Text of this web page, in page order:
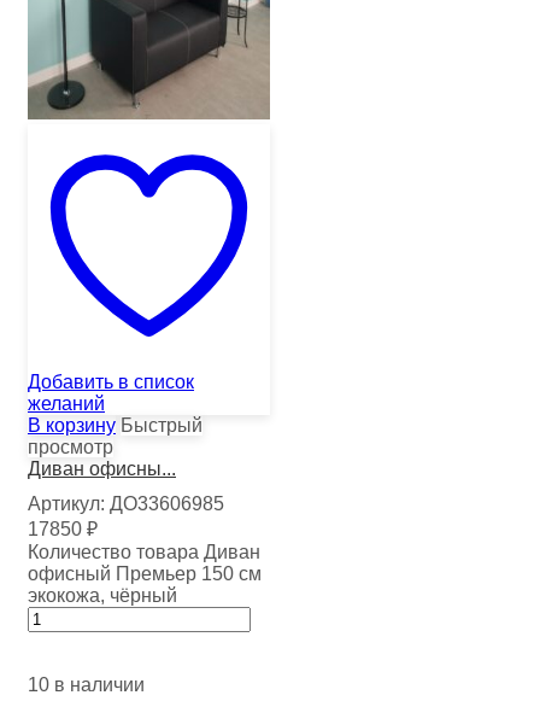
Добавить в список
желаний
В корзину Быстрый
просмотр
Диван офисны...
Артикул: ДО33606985
17850 ₽
Количество товара Диван
офисный Премьер 150 см
экокожа, чёрный
10 в наличии